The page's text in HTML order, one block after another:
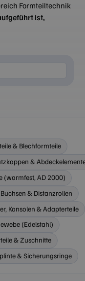
Formteiltechnik
ist,
& Blechformteile
&
(warmfest, AD 2000)
& Distanzrollen
Konsolen & Adapterteile
(Edelstahl)
& Zuschnitte
& Sicherungsringe